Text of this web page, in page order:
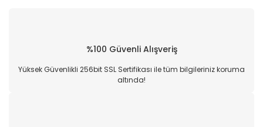
%100 Güvenli Alışveriş
Yüksek Güvenlikli 256bit SSL Sertifikası ile tüm bilgileriniz koruma
altında!